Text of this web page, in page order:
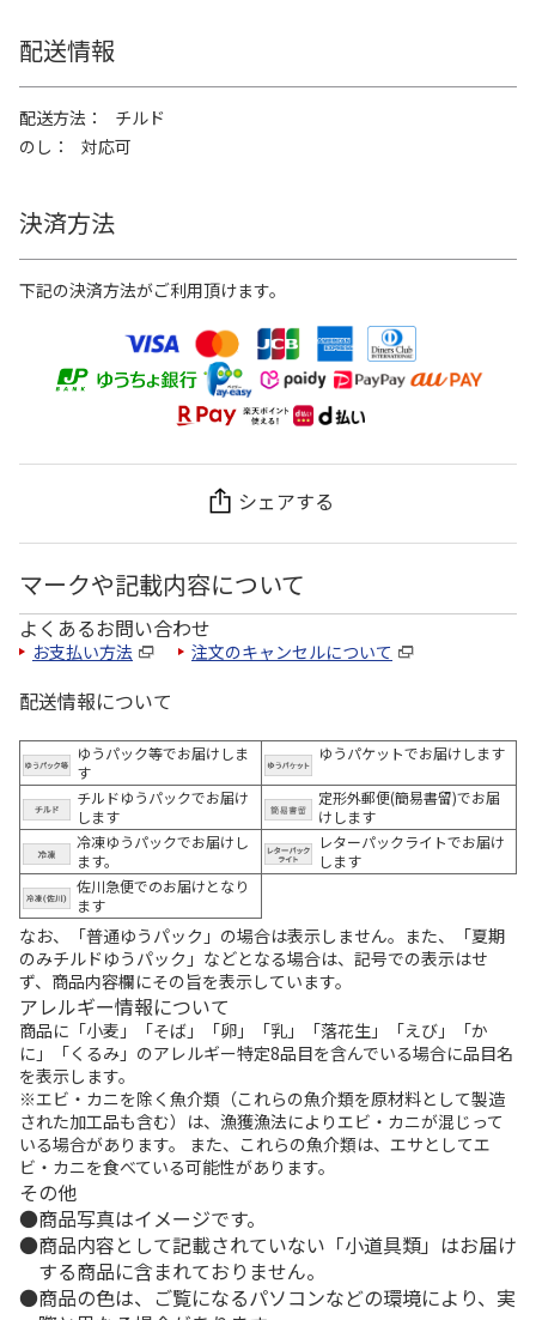
配送情報
配送方法
チルド
のし
対応可
決済方法
下記の決済方法がご利用頂けます。
シェアする
マークや記載内容について
よくあるお問い合わせ
お支払い方法 注文のキャンセルについて
配送情報について
ゆうパック等でお届けしま
す
ゆうパケットでお届けします
チルドゆうパックでお届け
します
定形外郵便(簡易書留)でお届
けします
冷凍ゆうパックでお届けし
ます。
レターパックライトでお届け
します
佐川急便でのお届けとなり
ます
なお、「普通ゆうパック」の場合は表示しません。また、「夏期
のみチルドゆうパック」などとなる場合は、記号での表示はせ
ず、商品内容欄にその旨を表示しています。
アレルギー情報について
商品に「小麦」「そば」「卵」「乳」「落花生」「えび」「か
に」「くるみ」のアレルギー特定8品目を含んでいる場合に品目名
を表示します。
※エビ・カニを除く魚介類（これらの魚介類を原材料として製造
された加工品も含む）は、漁獲漁法によりエビ・カニが混じって
いる場合があります。 また、これらの魚介類は、エサとしてエ
ビ・カニを食べている可能性があります。
その他
商品写真はイメージです。
商品内容として記載されていない「小道具類」はお届け
する商品に含まれておりません。
商品の色は、ご覧になるパソコンなどの環境により、実